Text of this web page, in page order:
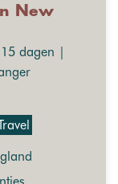
New
dagen |